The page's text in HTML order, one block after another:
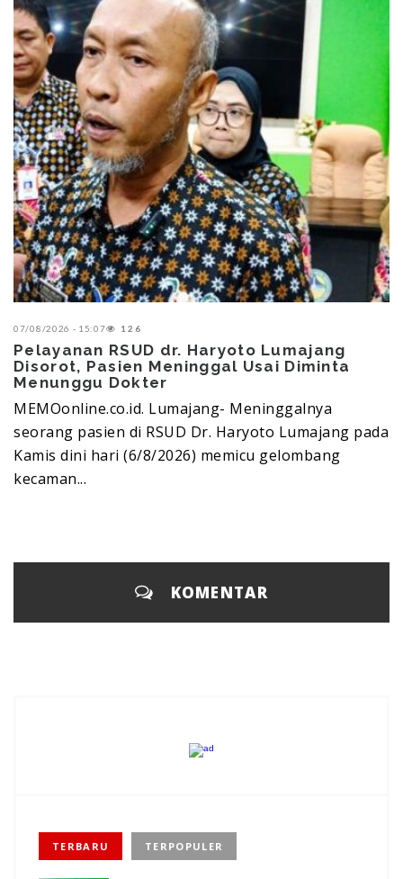
07/08/2026 - 15:07 126
Pelayanan RSUD dr. Haryoto Lumajang
Disorot, Pasien Meninggal Usai Diminta
Menunggu Dokter
MEMOonline.co.id. Lumajang-‎ Meninggalnya
seorang pasien di RSUD Dr. Haryoto Lumajang pada
Kamis dini hari (6/8/2026) memicu gelombang
kecaman...
KOMENTAR
TERBARU TERPOPULER